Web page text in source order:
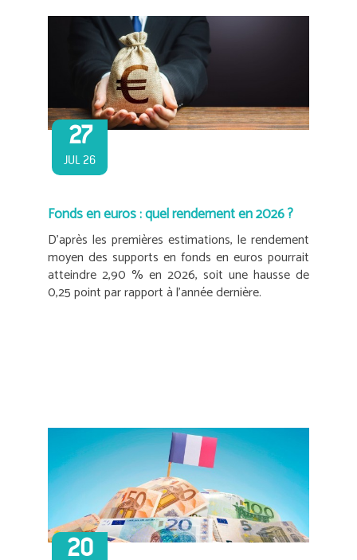
27
JUL 26
Fonds en euros : quel rendement en 2026 ?
D’après les premières estimations, le rendement
moyen des supports en fonds en euros pourrait
atteindre 2,90 % en 2026, soit une hausse de
0,25 point par rapport à l’année dernière.
20